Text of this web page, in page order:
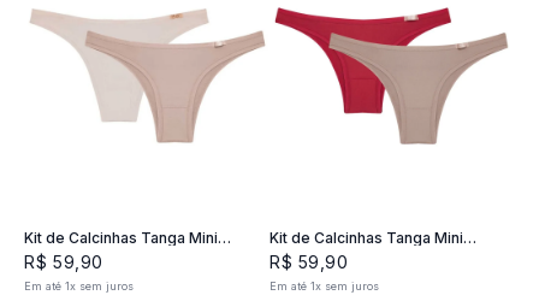
Kit de Calcinhas Tanga Mini
Classic 02- 2 und
R$ 59 90
Em até1x sem juros
Kit de Calcinhas Tanga Mini
Classic 02- 2 und
R$ 59 ,90
Em até 1x sem juros